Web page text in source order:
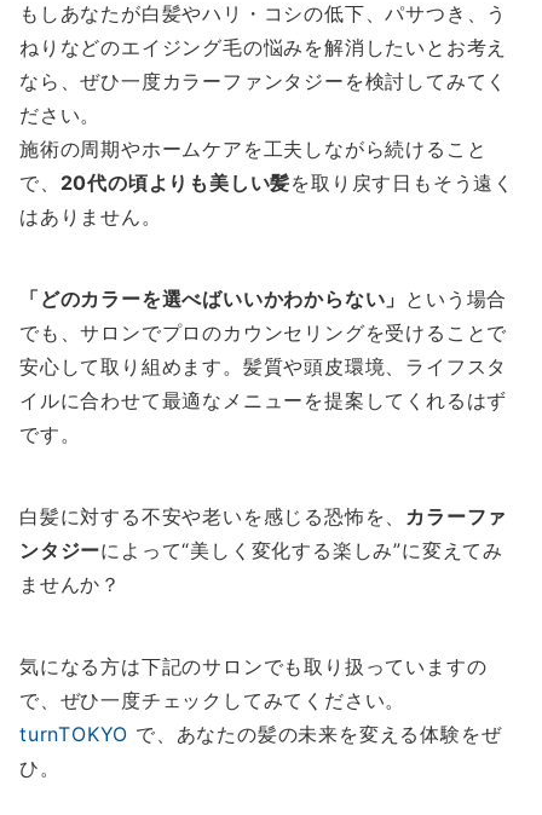
もしあなたが白髪やハリ・コシの低下、パサつき、う
ねりなどのエイジング毛の悩みを解消したいとお考え
なら、ぜひ一度カラーファンタジーを検討してみてく
ださい。
施術の周期やホームケアを工夫しながら続けること
で、 20代の頃よりも美しい髪を取り戻す日もそう遠く
はありません。
「どのカラーを選べばいいかわからない」 という場合
でも、サロンでプロのカウンセリングを受けることで
安心して取り組めます。髪質や頭皮環境、ライフスタ
イルに合わせて最適なメニューを提案してくれるはず
です。
白髪に対する不安や老いを感じる恐怖を、 カラーファ
ンタジーによって“美しく変化する楽しみ”に変えてみ
ませんか？
気になる方は下記のサロンでも取り扱っていますの
で、ぜひ一度チェックしてみてください。
turnTOKYO で、あなたの髪の未来を変える体験をぜ
ひ。